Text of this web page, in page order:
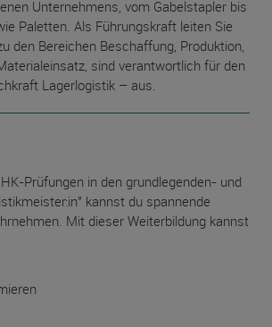
Unternehmens, vom Gabelstapler bis
Paletten. Als Führungskraft leiten Sie
den Bereichen Beschaffung, Produktion,
sind verantwortlich für den
Lagerlogistik – aus.
Prüfungen in den grundlegenden- und
kannst du spannende
Mit dieser Weiterbildung kannst